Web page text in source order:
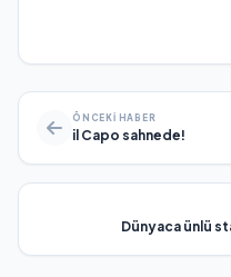
ÖNCEKI HABER
il Capo sahnede!
Dünyaca ünlü